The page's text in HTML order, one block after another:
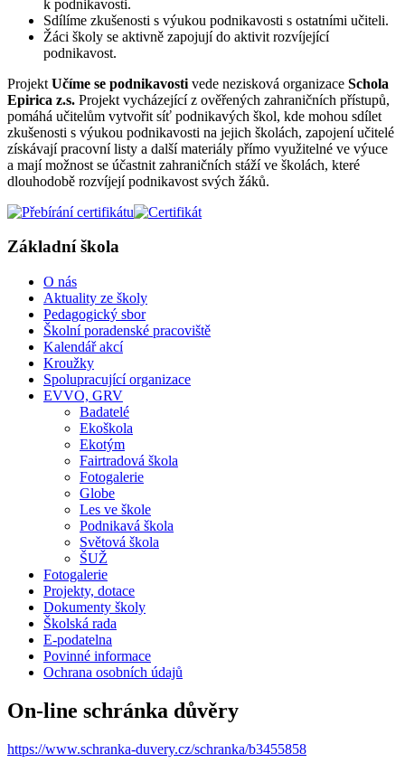
k podnikavosti.
Sdílíme zkušenosti s výukou podnikavosti s ostatními učiteli.
Žáci školy se aktivně zapojují do aktivit rozvíjející
podnikavost.
Projekt Učíme se podnikavosti vede nezisková organizace Schola
Epirica z.s. Projekt vycházející z ověřených zahraničních přístupů,
pomáhá učitelům vytvořit síť podnikavých škol, kde mohou sdílet
zkušenosti s výukou podnikavosti na jejich školách, zapojení učitelé
získávají pracovní listy a další materiály přímo využitelné ve výuce
a mají možnost se účastnit zahraničních stáží ve školách, které
dlouhodobě rozvíjejí podnikavost svých žáků.
Základní škola
O nás
Aktuality ze školy
Pedagogický sbor
Školní poradenské pracoviště
Kalendář akcí
Kroužky
Spolupracující organizace
EVVO, GRV
Badatelé
Ekoškola
Ekotým
Fairtradová škola
Fotogalerie
Globe
Les ve škole
Podnikavá škola
Světová škola
ŠUŽ
Fotogalerie
Projekty, dotace
Dokumenty školy
Školská rada
E-podatelna
Povinné informace
Ochrana osobních údajů
On-line schránka důvěry
https://www.schranka-duvery.cz/schranka/b3455858